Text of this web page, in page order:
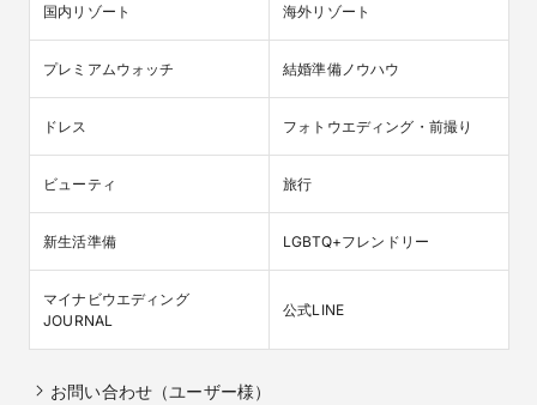
国内リゾート 海外リゾート
プレミアムウォッチ 結婚準備ノウハウ
ドレス フォトウエディング・前撮り
ビューティ 旅行
新生活準備 LGBTQ+フレンドリー
マイナビウエディング
JOURNAL
公式LINE
お問い合わせ（ユーザー様）